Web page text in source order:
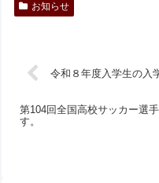
お知らせ
令和８年度入学生の入
第104回全国高校サッカー選
す。